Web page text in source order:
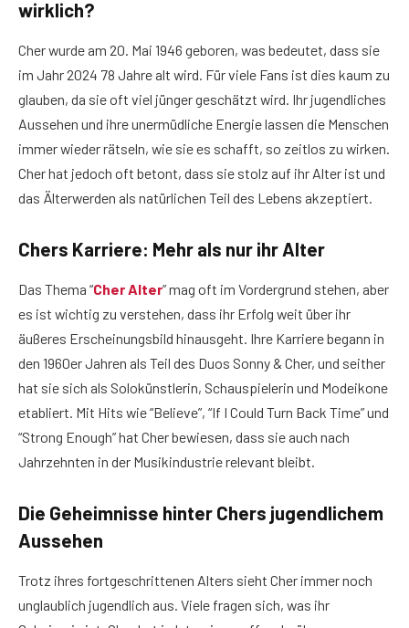
wirklich?
Cher wurde am 20. Mai 1946 geboren, was bedeutet, dass sie
im Jahr 2024 78 Jahre alt wird. Für viele Fans ist dies kaum zu
glauben, da sie oft viel jünger geschätzt wird. Ihr jugendliches
Aussehen und ihre unermüdliche Energie lassen die Menschen
immer wieder rätseln, wie sie es schafft, so zeitlos zu wirken.
Cher hat jedoch oft betont, dass sie stolz auf ihr Alter ist und
das Älterwerden als natürlichen Teil des Lebens akzeptiert.
Chers Karriere: Mehr als nur ihr Alter
Das Thema “Cher Alter” mag oft im Vordergrund stehen, aber
es ist wichtig zu verstehen, dass ihr Erfolg weit über ihr
äußeres Erscheinungsbild hinausgeht. Ihre Karriere begann in
den 1960er Jahren als Teil des Duos Sonny & Cher, und seither
hat sie sich als Solokünstlerin, Schauspielerin und Modeikone
etabliert. Mit Hits wie “Believe”, “If I Could Turn Back Time” und
“Strong Enough” hat Cher bewiesen, dass sie auch nach
Jahrzehnten in der Musikindustrie relevant bleibt.
Die Geheimnisse hinter Chers jugendlichem
Aussehen
Trotz ihres fortgeschrittenen Alters sieht Cher immer noch
unglaublich jugendlich aus. Viele fragen sich, was ihr